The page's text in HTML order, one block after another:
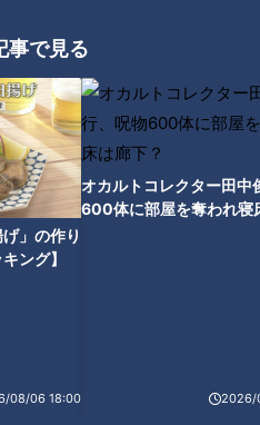
事で見る
」の作り
ング】
08/06 18:00
オカルトコレクター田中
600体に部屋を奪われ寝
2026/
な支援やサービスを提供してい
なグローバル活動も行っていま
画像を見る
おすすめ